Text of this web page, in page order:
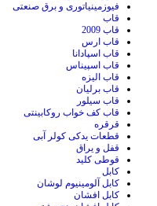
فیوزمینیاتوری و برق صنعتی
قاب
قاب 2009
قاب ارس
قاب اسپادانا
قاب اسپیناس
قاب الیزه
قاب برلیان
قاب سیلور
قاب کف خواب روکابینتی
قرقره
قطعات یدکی کولر آبی
قفل و یراق
قوطی کلید
کابل
کابل آلومینیوم لوشان
کابل افشان